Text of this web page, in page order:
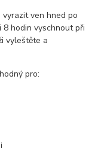
vyrazit ven hned po
hodin vyschnout při
vyleštěte a
pro: